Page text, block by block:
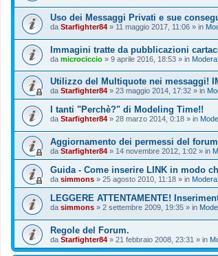
Uso dei Messaggi Privati e sue
da Starfighter84 » 11 maggio 2017, 11:06 » in
Immagini tratte da pubblicazioni
da microciccio » 9 aprile 2016, 18:53 » in
Utilizzo del Multiquote nei messaggi!
da Starfighter84 » 23 maggio 2014, 17:32 » in
I tanti "Perchè?" di Modeling Time!!
da Starfighter84 » 28 marzo 2014, 0:18 » in
Aggiornamento dei permessi del forum
da Starfighter84 » 14 novembre 2012, 1:02 » in
Guida - Come inserire LINK in modo
da simmons » 25 agosto 2010, 11:18 » in
LEGGERE ATTENTAMENTE!
da simmons » 2 settembre 2009, 19:35 » in
Regole del Forum.
da Starfighter84 » 21 febbraio 2008, 23:31 » in